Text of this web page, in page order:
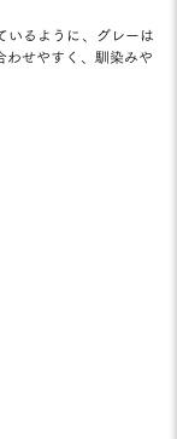
るように、グレーは
せやすく、馴染みや